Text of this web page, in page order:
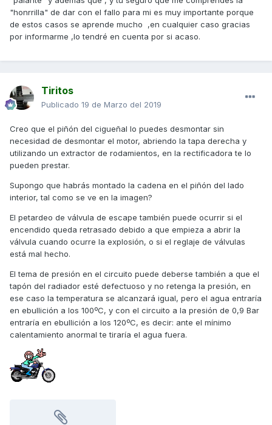
"honrrilla" de dar con el fallo para mi es muy importante porque
de estos casos se aprende mucho ,en cualquier caso gracias
por informarme ,lo tendré en cuenta por si acaso.
Tiritos
Publicado 19 de Marzo del 2019
Creo que el piñón del cigueñal lo puedes desmontar sin
necesidad de desmontar el motor, abriendo la tapa derecha y
utilizando un extractor de rodamientos, en la rectificadora te lo
pueden prestar.
Supongo que habrás montado la cadena en el piñón del lado
interior, tal como se ve en la imagen?
El petardeo de válvula de escape también puede ocurrir si el
encendido queda retrasado debido a que empieza a abrir la
válvula cuando ocurre la explosión, o si el reglaje de válvulas
está mal hecho.
El tema de presión en el circuito puede deberse también a que el
tapón del radiador esté defectuoso y no retenga la presión, en
ese caso la temperatura se alcanzará igual, pero el agua entraría
en ebullición a los 100ºC, y con el circuito a la presión de 0,9 Bar
entraría en ebullición a los 120ºC, es decir: ante el mínimo
calentamiento anormal te tiraría el agua fuera.